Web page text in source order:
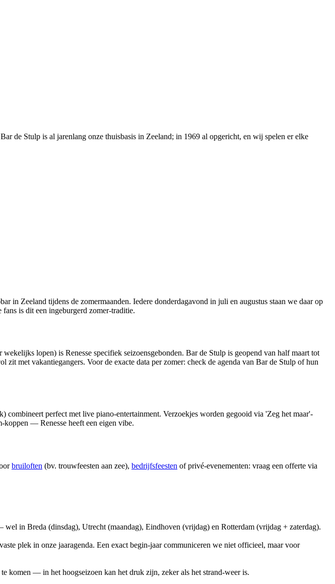
de Stulp is al jarenlang onze thuisbasis in Zeeland; in 1969 al opgericht, en wij spelen er elke
in Zeeland tijdens de zomermaanden. Iedere donderdagavond in juli en augustus staan we daar op
is dit een ingeburgerd zomer-traditie.
lopen) is Renesse specifiek seizoensgebonden. Bar de Stulp is geopend van half maart tot
met vakantiegangers. Voor de exacte data per zomer: check de agenda van Bar de Stulp of hun
perfect met live piano-entertainment. Verzoekjes worden gegooid via 'Zeg het maar'-
koppen — Renesse heeft een eigen vibe.
bruiloften (bv. trouwfeesten aan zee), bedrijfsfeesten of privé-evenementen: vraag een offerte via
in Breda (dinsdag), Utrecht (maandag), Eindhoven (vrijdag) en Rotterdam (vrijdag + zaterdag).
plek in onze jaaragenda. Een exact begin-jaar communiceren we niet officieel, maar voor
komen — in het hoogseizoen kan het druk zijn, zeker als het strand-weer is.